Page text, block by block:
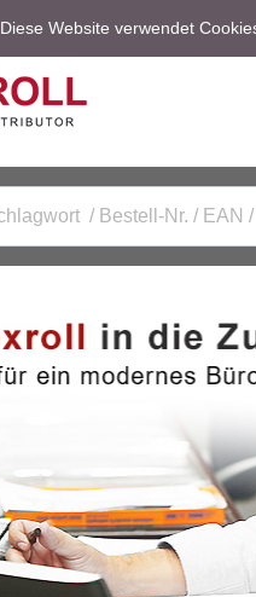
Diese Website verwendet